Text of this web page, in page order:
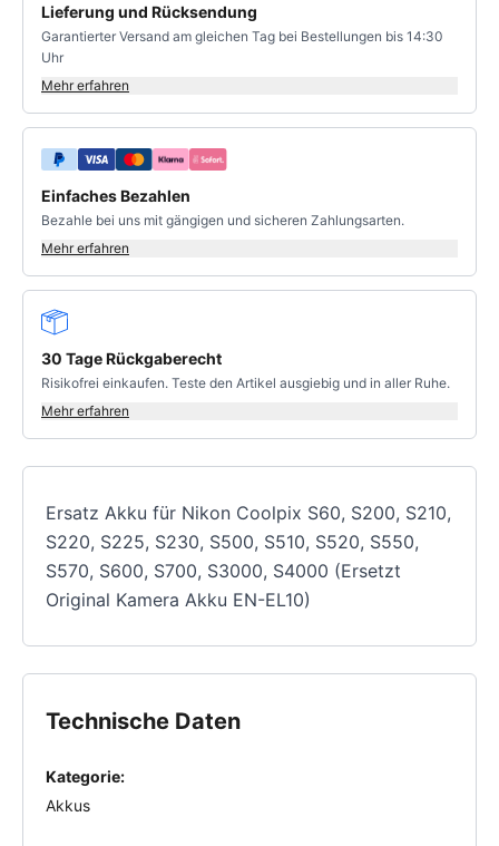
Lieferung und Rücksendung
Garantierter Versand am gleichen Tag bei Bestellungen bis 14:30
Uhr
Mehr erfahren
Einfaches Bezahlen
Bezahle bei uns mit gängigen und sicheren Zahlungsarten.
Mehr erfahren
30 Tage Rückgaberecht
Risikofrei einkaufen. Teste den Artikel ausgiebig und in aller Ruhe.
Mehr erfahren
Ersatz Akku für Nikon Coolpix S60, S200, S210,
S220, S225, S230, S500, S510, S520, S550,
S570, S600, S700, S3000, S4000 (Ersetzt
Original Kamera Akku EN-EL10)
Technische Daten
Kategorie:
Akkus